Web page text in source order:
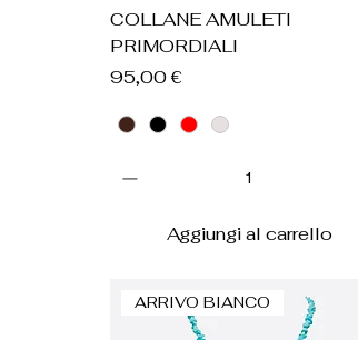
Vista rapida
COLLANE AMULETI
PRIMORDIALI
Prezzo
95,00 €
Aggiungi al carrello
ARRIVO BIANCO